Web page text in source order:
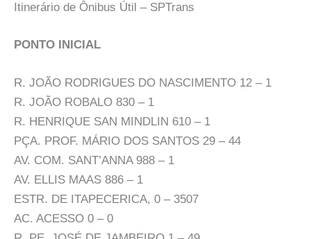
Itinerário de Ônibus Útil – SPTrans
PONTO INICIAL
R. JOÃO RODRIGUES DO NASCIMENTO 12 – 1
R. JOÃO ROBALO 830 – 1
R. HENRIQUE SAN MINDLIN 610 – 1
PÇA. PROF. MÁRIO DOS SANTOS 29 – 44
AV. COM. SANT’ANNA 988 – 1
AV. ELLIS MAAS 886 – 1
ESTR. DE ITAPECERICA, 0 – 3507
AC. ACESSO 0 – 0